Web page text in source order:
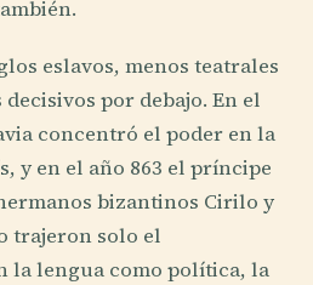
eslavos, menos teatrales
por debajo. En el
concentró el poder en la
y en el año 863 el príncipe
bizantinos Cirilo y
trajeron solo el
la lengua como política, la